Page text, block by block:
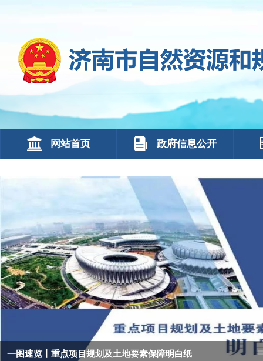
网站首页 政府信息公开
一图速览丨重点项目规划及土地要素保障明白纸